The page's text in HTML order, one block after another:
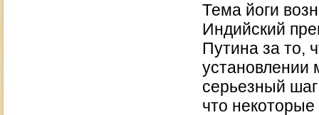
Тема йоги
Индийский
Путина за то,
установлении
серьезный
что